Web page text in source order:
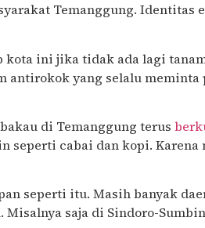
Temanggung. Identitas
kota ini jika tidak ada lagi
antirokok yang selalu meminta
di Temanggung terus
seperti cabai dan kopi. Karena
seperti itu. Masih banyak
saja di Sindoro-